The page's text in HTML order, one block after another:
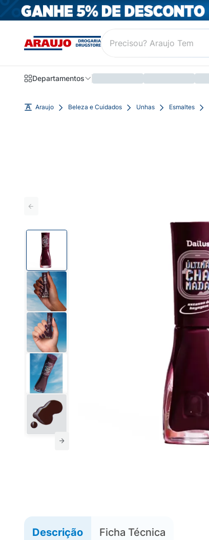
Departamentos
Araujo Beleza e Cuidados Unhas Esmaltes
Descrição Ficha Técnica